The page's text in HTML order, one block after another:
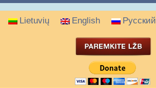
Lietuvių English Русский